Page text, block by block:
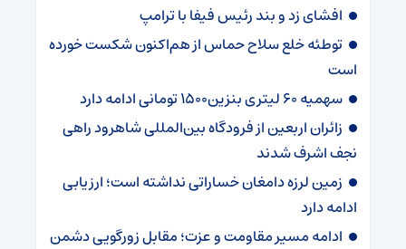
افشای زد و بند رئیس فیفا با ترامپ
توطئه خلع سلاح حماس از هم‌اکنون شکست خورده
است
سهمیه ۶۰ لیتری بنزین۱۵۰۰ تومانی ادامه دارد
زائران اربعین از فرودگاه بین‌المللی شاهرود راهی
نجف اشرف شدند
زمین لرزه دامغان خساراتی نداشته است؛ ارزیابی
ادامه دارد
ادامه مسیر مقاومت و عزت؛ مقابل زورگویی دشمن